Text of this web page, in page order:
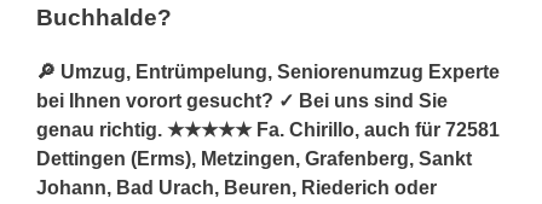
Buchhalde?
🔎 Umzug, Entrümpelung, Seniorenumzug Experte
bei Ihnen vorort gesucht? ✓ Bei uns sind Sie
genau richtig. ★★★★★ Fa. Chirillo, auch für 72581
Dettingen (Erms), Metzingen, Grafenberg, Sankt
Johann, Bad Urach, Beuren, Riederich oder